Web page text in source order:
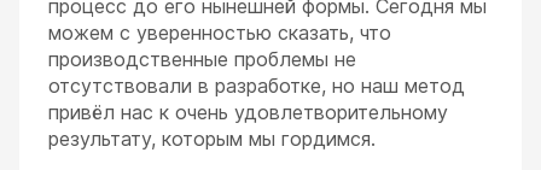
процесс до его нынешней формы. Сегодня мы
можем с уверенностью сказать, что
производственные проблемы не
отсутствовали в разработке, но наш метод
привёл нас к очень удовлетворительному
результату, которым мы гордимся.